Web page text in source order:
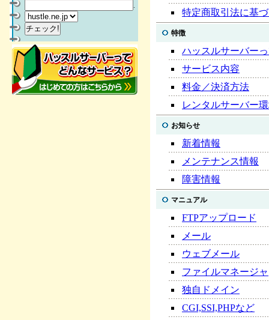
.
特定商取引法に基
特徴
ハッスルサーバー
サービス内容
料金／決済方法
レンタルサーバー
お知らせ
新着情報
メンテナンス情報
障害情報
マニュアル
FTPアップロード
メール
ウェブメール
ファイルマネージャ
独自ドメイン
CGI,SSI,PHPなど